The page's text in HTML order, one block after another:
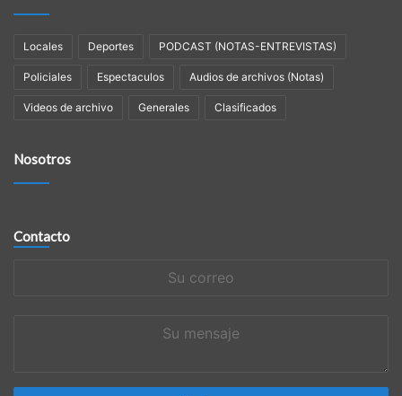
Locales Deportes PODCAST (NOTAS-ENTREVISTAS)
Policiales Espectaculos Audios de archivos (Notas)
Videos de archivo Generales Clasificados
Nosotros
Contacto